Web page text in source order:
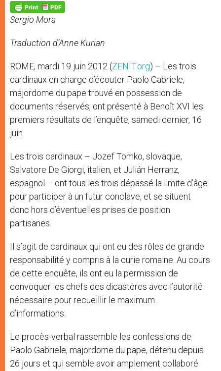
p
p
g
e
r
o
k
Sergio Mora
Traduction d’Anne Kurian
ROME, mardi 19 juin 2012 (ZENIT.org) – Les trois
cardinaux en charge d’écouter Paolo Gabriele,
majordome du pape trouvé en possession de
documents réservés, ont présenté à Benoît XVI les
premiers résultats de l’enquête, samedi dernier, 16
juin.
Les trois cardinaux – Jozef Tomko, slovaque,
Salvatore De Giorgi, italien, et Julián Herranz,
espagnol – ont tous les trois dépassé la limite d’âge
pour participer à un futur conclave, et se situent
donc hors d’éventuelles prises de position
partisanes.
Il s’agit de cardinaux qui ont eu des rôles de grande
responsabilité y compris à la curie romaine. Au cours
de cette enquête, ils ont eu la permission de
convoquer les chefs des dicastères avec l’autorité
nécessaire pour recueillir le maximum
d’informations.
Le procès-verbal rassemble les confessions de
Paolo Gabriele, majordome du pape, détenu depuis
26 jours et qui semble avoir amplement collaboré